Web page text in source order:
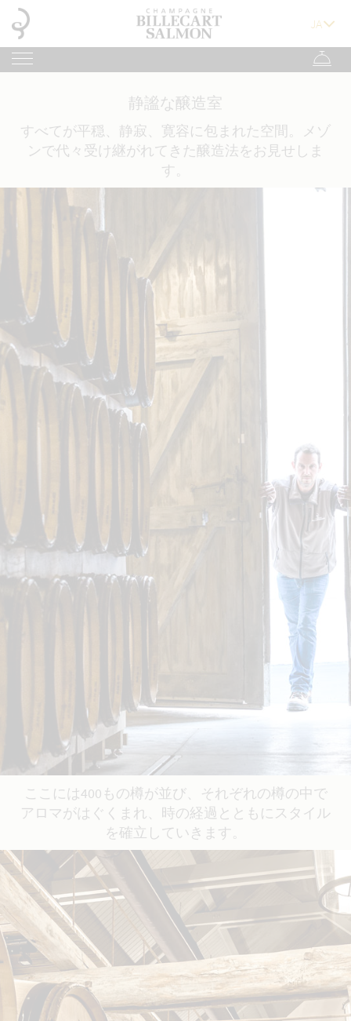
静謐な醸造室
すべてが平穏、静寂、寛容に包まれた空間。メゾ
ンで代々受け継がれてきた醸造法をお見せしま
す。
ここには400もの樽が並び、それぞれの樽の中で
アロマがはぐくまれ、時の経過とともにスタイル
を確立していきます。